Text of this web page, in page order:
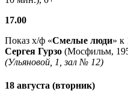
17.00
Показ х/ф «Смелые люди» к
Сергея Гурзо (Мосфильм,
(Ульяновой, 1, зал № 12)
18 августа (вторник)